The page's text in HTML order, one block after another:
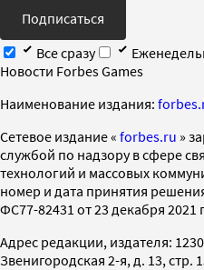
Подписаться
Все сразу
Новости Forbes Games
Наименование издания:
Cетевое издание « forbes.ru »
службой по надзору в сфере
технологий и массовых
номер и дата принятия
ФС77-82431 от 23 декабря 2021
Адрес редакции, издателя:
Звенигородская 2-я, д. 13, стр.